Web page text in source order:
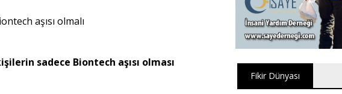
sadece Biontech aşısı olması
Fikir Dünyası